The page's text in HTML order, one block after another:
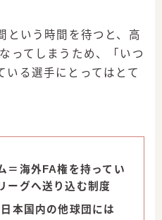
という時間を待つと、高
ってしまうため、「いつ
いる選手にとってはとて
＝海外FA権を持ってい
ーグへ送り込む制度
本国内の他球団には